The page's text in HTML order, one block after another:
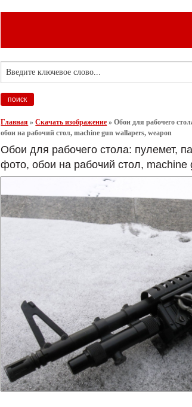
Главная »Скачать изображение »Обои для рабочего
обои на рабочий стол, machine gun wallapers, weapon
Обои для рабочего стола: пулемет,
фото, обои на рабочий стол, machine